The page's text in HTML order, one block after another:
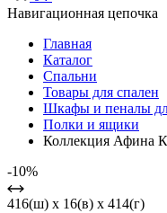
Навигационная цепочка
Главная
Каталог
Спальни
Товары для спален
Шкафы и пеналы
Полки и ящики
Коллекция Афина
-10%
416(ш) x 16(в) x 414(г)